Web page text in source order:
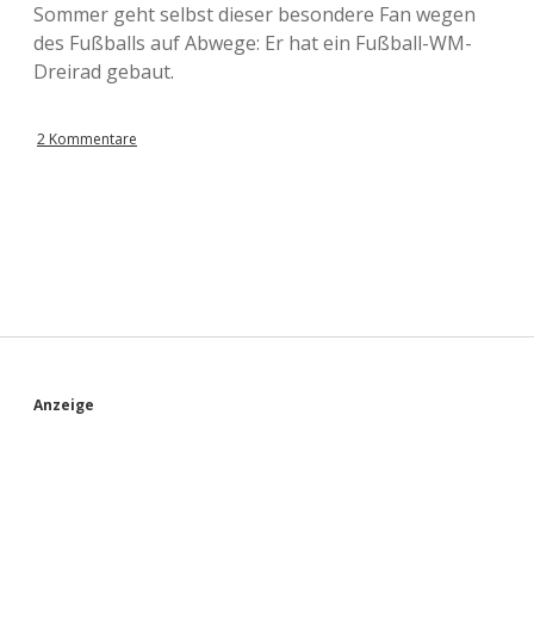
Sommer geht selbst dieser besondere Fan wegen
des Fußballs auf Abwege: Er hat ein Fußball-WM-
Dreirad gebaut.
2 Kommentare
S
Anzeige